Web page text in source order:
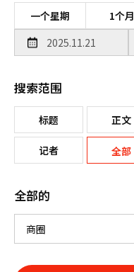
一个星期 1个月
搜索范围
标题 正文
记者 全部
全部的